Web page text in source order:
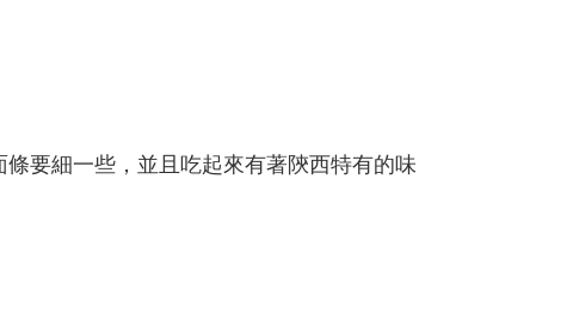
要細一些，並且吃起來有著陝西特有的味